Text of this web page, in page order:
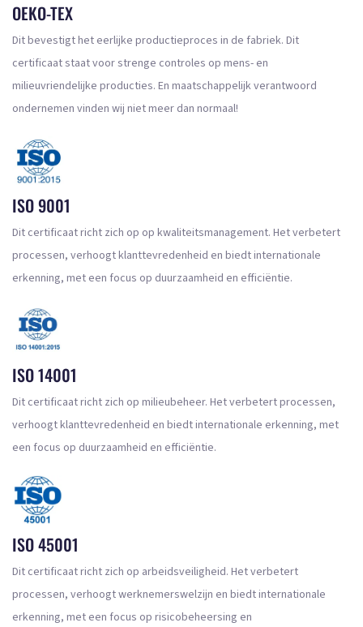
OEKO-TEX
Dit bevestigt het eerlijke productieproces in de fabriek. Dit
certificaat staat voor strenge controles op mens- en
milieuvriendelijke producties. En maatschappelijk verantwoord
ondernemen vinden wij niet meer dan normaal!
ISO 9001
Dit certificaat richt zich op op kwaliteitsmanagement. Het verbetert
processen, verhoogt klanttevredenheid en biedt internationale
erkenning, met een focus op duurzaamheid en efficiëntie.
ISO 14001
Dit certificaat richt zich op milieubeheer. Het verbetert processen,
verhoogt klanttevredenheid en biedt internationale erkenning, met
een focus op duurzaamheid en efficiëntie.
ISO 45001
Dit certificaat richt zich op arbeidsveiligheid. Het verbetert
processen, verhoogt werknemerswelzijn en biedt internationale
erkenning, met een focus op risicobeheersing en